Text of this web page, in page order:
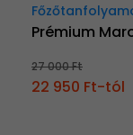
Prémium
27 000 Ft
22 950 Ft-tól